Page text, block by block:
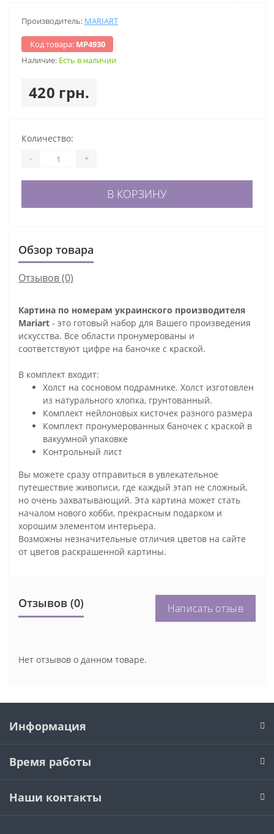
Производитель: MARIART
Код товара: МР4930
Наличие: Есть в наличии
420 грн.
Количество:
- +
В КОРЗИНУ
Обзор товара
Отзывов (0)
Картина по номерам украинского производителя
Mariart - это готовый набор для Вашего произведения
искусства. Все области пронумерованы и
соответствуют цифре на баночке с краской.
В комплект входит:
Холст на сосновом подрамнике. Холст изготовлен
из натурального хлопка, грунтованный.
Комплект нейлоновых кисточек разного размера
Комплект пронумерованных баночек с краской в
вакуумной упаковке
Контрольный лист
Вы можете сразу отправиться в увлекательное
путешествие живописи, где каждый этап не сложный,
но очень захватывающий. Эта картина может стать
началом нового хобби, прекрасным подарком и
хорошим элементом интерьера.
Возможны незначительные отличия цветов на сайте
от цветов раскрашенной картины.
Отзывов (0) Написать отзыв
Нет отзывов о данном товаре.
Информация
Время работы
Наши контакты